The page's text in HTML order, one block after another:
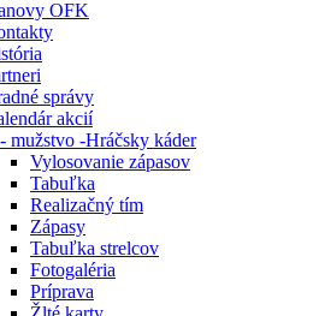
OFK
správy
akcií
mužstvo -Hráčsky káder
Vylosovanie zápasov
Tabuľka
Realizačný tím
Zápasy
Tabuľka strelcov
Fotogaléria
Príprava